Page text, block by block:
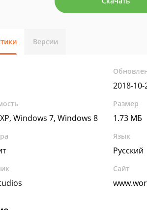
Версии
2018-10-
Windows 7, Windows 8
Размер
1.73 МБ
Язык
Русский
Сайт